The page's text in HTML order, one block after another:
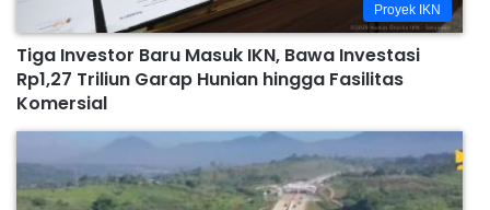
Proyek IKN
Tiga Investor Baru Masuk IKN, Bawa Investasi
Rp1,27 Triliun Garap Hunian hingga Fasilitas
Komersial